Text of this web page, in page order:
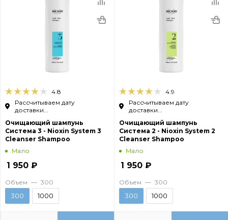
4.8
Рассчитываем дату
доставки...
Очищающий шампунь
Система 3 - Nioxin System 3
Cleanser Shampoo
Мало
1 950 ₽
Объем — 300
300 1000
4.9
Рассчитываем дату
доставки...
Очищающий шампунь
Система 2 - Nioxin System 2
Cleanser Shampoo
Мало
1 950 ₽
Объем — 300
300 1000